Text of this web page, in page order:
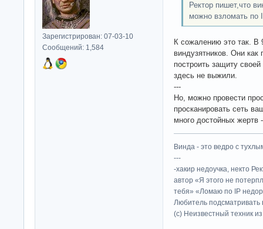
Зарегистрирован: 07-03-10
Сообщений: 1,584
Ректор пишет,что
можно взломать по
К сожалению это так. В
виндузятников. Они
построить защиту
здесь не выжили.
---
Но, можно провести
просканировать сеть
много достойных жертв
Винда - это ведро с
---
-хакир недоучка, некто
автор «Я этого не
тебя» «Ломаю по IP
Любитель подсматривать
(c) Неизвестный техник